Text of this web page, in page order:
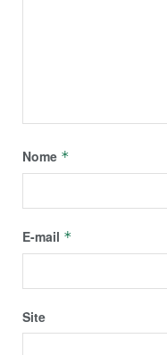
Nome *
E-mail *
Site